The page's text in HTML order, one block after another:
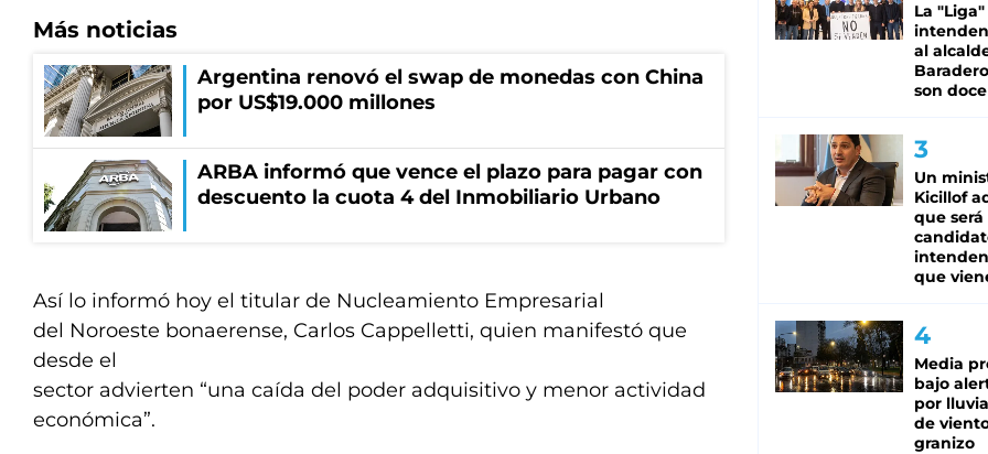
Más noticias
Argentina renovó el swap de monedas con China
por US$19.000 millones
ARBA informó que vence el plazo para pagar con
descuento la cuota 4 del Inmobiliario Urbano
Así lo informó hoy el titular de Nucleamiento Empresarial
del Noroeste bonaerense, Carlos Cappelletti, quien manifestó que
desde el
sector advierten “una caída del poder adquisitivo y menor actividad
económica”.
La
al
son doce
Un
Kicillof
que será
que
Media
bajo
por
de
granizo